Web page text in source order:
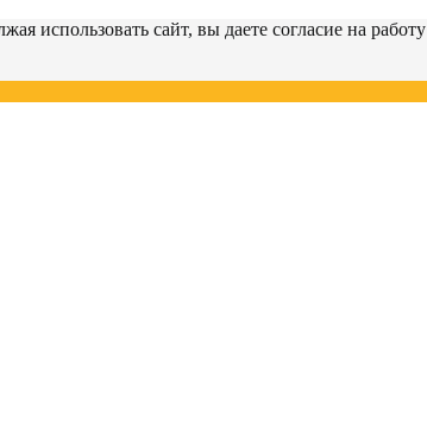
использовать сайт, вы даете согласие на